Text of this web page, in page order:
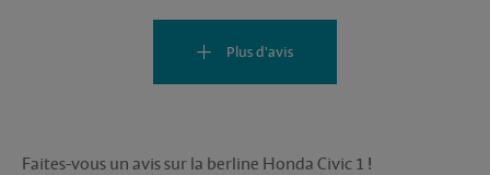
Plus d'avis
Faites-vous un avis sur la berline Honda Civic 1 !